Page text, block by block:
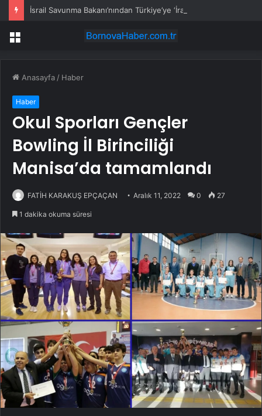
Menü
Anasayfa / Haber
Haber
Okul Sporları Gençler
Bowling İl Birinciliği
Manisa’da tamamlandı
FATİH KARAKUŞ EPÇAÇAN Aralık 11, 2022 0 27
1 dakika okuma süresi